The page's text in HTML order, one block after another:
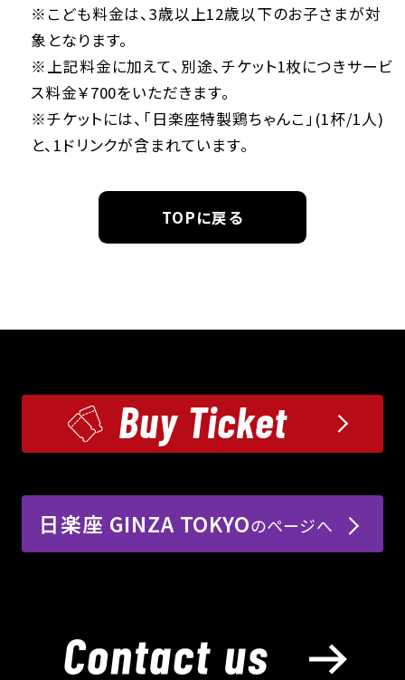
※こども料金は、3歳以上12歳以下のお子さまが対
象となります。
※上記料金に加えて、別途、チケット1枚につきサービ
ス料金￥700をいただきます。
※チケットには、「日楽座特製鶏ちゃんこ」(1杯/1人)
と、1ドリンクが含まれています。
TOPに戻る
Buy Ticket
日楽座 GINZA TOKYOのページへ